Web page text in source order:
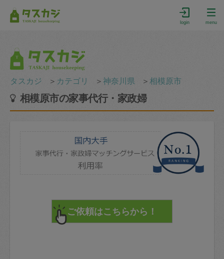
login menu
タスカジ ＞ カテゴリ ＞神奈川県 ＞相模原市
相模原市の家事代行・家政婦